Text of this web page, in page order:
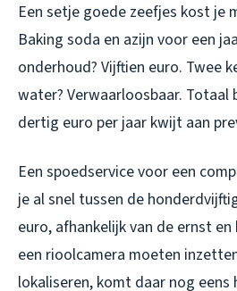
Een setje goede zeefjes kost je
Baking soda en azijn voor een
onderhoud? Vijftien euro. Twee
water? Verwaarloosbaar. Totaal
dertig euro per jaar kwijt aan
Een spoedservice voor een
je al snel tussen de
euro, afhankelijk van de ernst
een rioolcamera moeten
lokaliseren, komt daar nog eens